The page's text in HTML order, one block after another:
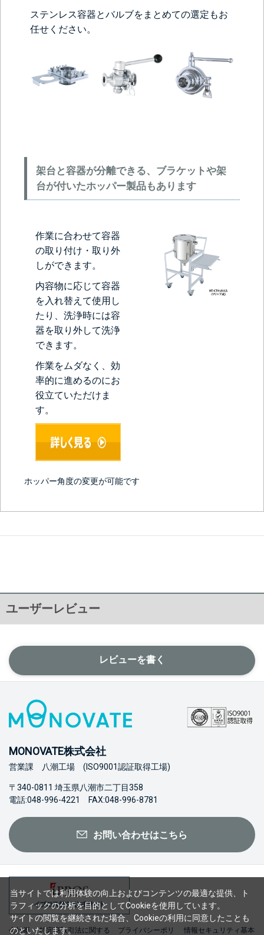
ステンレス容器とバルブをまとめての選定もお
任せください。
架台と容器が分離できる、ブラケットや架
台が付いたホッパー製品もあります
作業に合わせて容器
の取り付け・取り外
しができます。
内容物に応じて容器
を入れ替えて使用し
たり、洗浄時には容
器を取り外して洗浄
できます。
作業をムダなく、効
率的に進めるのにお
役立ていただけま
す。
ホッパー角度の変更が可能です
ユーザーレビュー
レビューを書く
MONOVATE株式会社
営業課 八潮工場 (ISO9001認証取得工場)
〒340-0811 埼玉県八潮市二丁目358
電話:048-996-4221 FAX:048-996-8781
お問い合わせはこちら
会社概 特定商取引法に関する プライバシーポリ 情報セキュリティ基本
当サイトでは利用体験の向上およびコンテンツの最適な提供、ト
ラフィックの分析を目的としてCookieを使用しています。
サイトの閲覧を継続された場合、Cookieの利用に同意したことも
のといたします。